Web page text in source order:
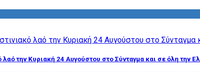
λαό την Κυριακή 24 Αυγούστου στο Σύνταγμα και σε όλη την